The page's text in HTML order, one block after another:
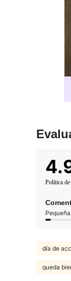
Política de
Pequeña
día de
queda